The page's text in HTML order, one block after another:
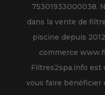
75301933000038.
dans la vente de
piscine depuis
commerce
Filtres2spa.info
vous faire bénéficier